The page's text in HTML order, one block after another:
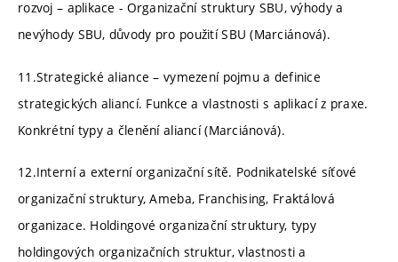
rozvoj – aplikace - Organizační struktury SBU, výhody a
nevýhody SBU, důvody pro použití SBU (Marciánová).
11.Strategické aliance – vymezení pojmu a definice
strategických aliancí. Funkce a vlastnosti s aplikací z praxe.
Konkrétní typy a členění aliancí (Marciánová).
12.Interní a externí organizační sítě. Podnikatelské síťové
organizační struktury, Ameba, Franchising, Fraktálová
organizace. Holdingové organizační struktury, typy
holdingových organizačních struktur, vlastnosti a